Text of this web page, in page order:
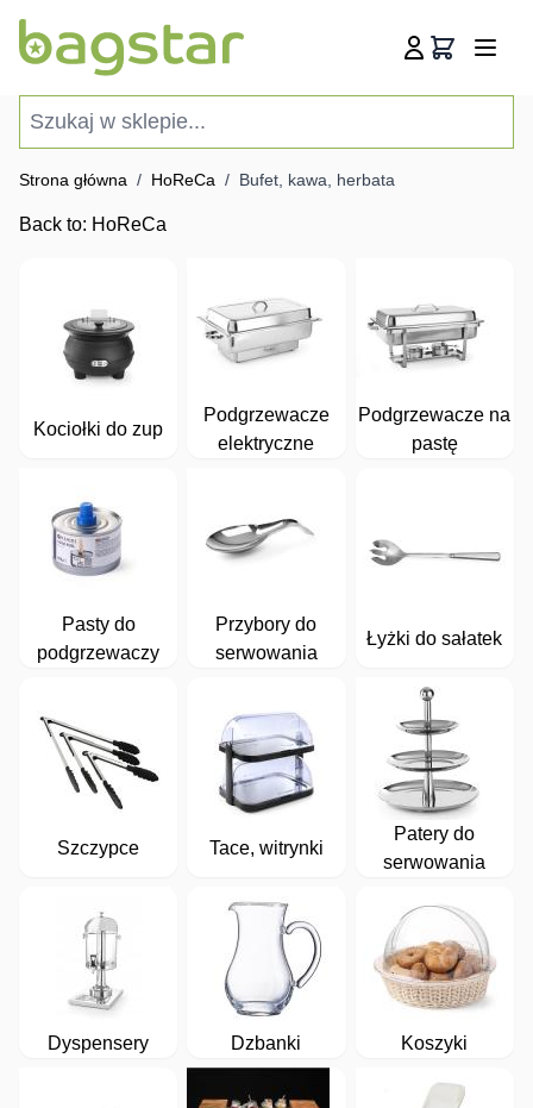
Koszyk
Strona główna / HoReCa / Bufet, kawa, herbata
Back to: HoReCa
Kociołki do zup
Podgrzewacze
elektryczne
Podgrzewacze na
pastę
Pasty do
podgrzewaczy
Przybory do
serwowania
Łyżki do sałatek
Szczypce Tace, witrynki
Patery do
serwowania
Dyspensery Dzbanki Koszyki